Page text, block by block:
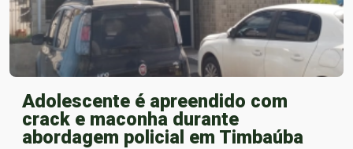
Adolescente é apreendido com
crack e maconha durante
abordagem policial em Timbaúba